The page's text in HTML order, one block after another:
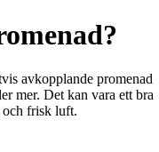
avkopplande promenad
mer. Det kan vara ett bra
och frisk luft.